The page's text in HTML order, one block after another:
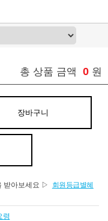
총 상품 금액 0 원
장바구니
받아보세요 ▷
회원등급별혜
령